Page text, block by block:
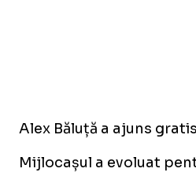
Alex Băluță a ajuns
Mijlocașul a evoluat